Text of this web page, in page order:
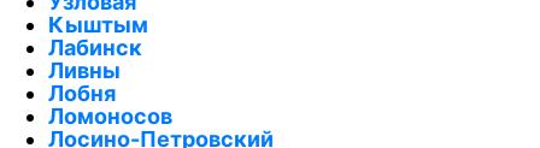
Кыштым
Лабинск
Ливны
Лобня
Ломоносов
Лосино-Петровский